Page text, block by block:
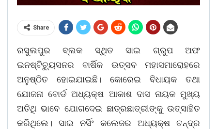
Share
ରସୁଲପୁର ବ୍ଲକ ସ୍ଥିତ ସାଇ ଗ୍ରୁପ ଅଫ
ଇନଷ୍ଟିଚ୍ୟୁସନର ବାର୍ଷିକ ଉତ୍ସବ ମହାସମାରୋହରେ
ଅନୁଷ୍ଠିତ ହୋଇଯାଇଛି। କୋରେଇ ବିଧାୟକ ତଥା
ଯୋଜନା ବୋର୍ଡ ଅଧ୍ୟକ୍ଷ ଆକାଶ ଦାସ ନାୟକ ମୁଖ୍ୟ
ଅତିଥି ଭାବେ ଯୋଗଦେଇ ଛାତ୍ରଛାତ୍ରୀଙ୍କୁ ଉତ୍ସାହିତ
କରିଥିଲେ। ସାଇ ନର୍ସିଂ କଲେଜର ଅଧ୍ୟକ୍ଷ ଚନ୍ଦ୍ର